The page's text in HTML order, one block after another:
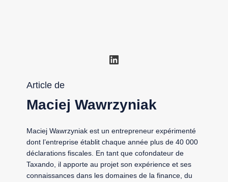
LinkedIn
Article de
Maciej Wawrzyniak
Maciej Wawrzyniak est un entrepreneur expérimenté
dont l’entreprise établit chaque année plus de 40 000
déclarations fiscales. En tant que cofondateur de
Taxando, il apporte au projet son expérience et ses
connaissances dans les domaines de la finance, du